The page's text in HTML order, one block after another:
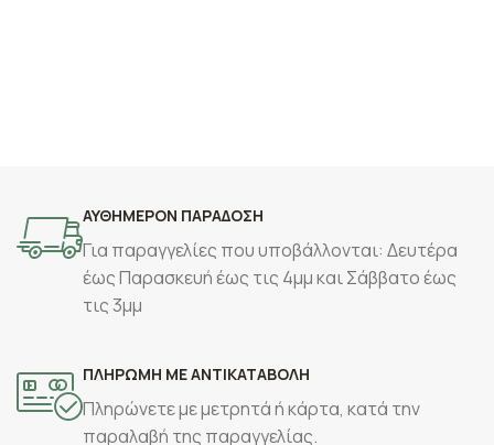
ΑΥΘΗΜΕΡΟΝ ΠΑΡΑΔΟΣΗ
Για παραγγελίες που υποβάλλονται: Δευτέρα
έως Παρασκευή έως τις 4μμ και Σάββατο έως
τις 3μμ
ΠΛΗΡΩΜΗ ΜΕ ΑΝΤΙΚΑΤΑΒΟΛΗ
Πληρώνετε με μετρητά ή κάρτα, κατά την
παραλαβή της παραγγελίας.